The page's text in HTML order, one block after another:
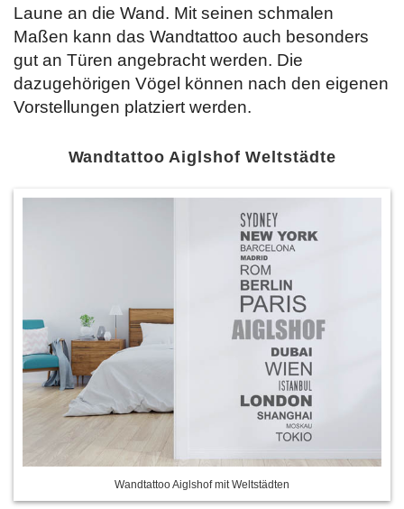
Laune an die Wand. Mit seinen schmalen
Maßen kann das Wandtattoo auch besonders
gut an Türen angebracht werden. Die
dazugehörigen Vögel können nach den eigenen
Vorstellungen platziert werden.
Wandtattoo Aiglshof Weltstädte
Wandtattoo Aiglshof mit Weltstädten